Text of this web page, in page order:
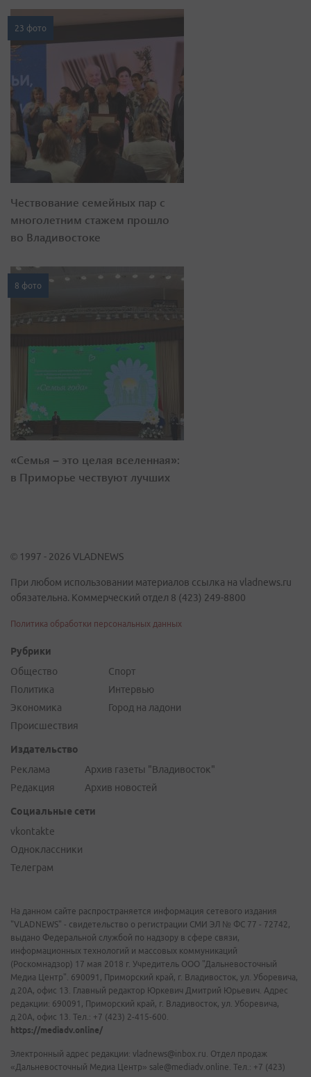
23 фото
Чествование семейных пар с
многолетним стажем прошло
во Владивостоке
8 фото
«Семья – это целая вселенная»:
в Приморье чествуют лучших
© 1997 - 2026 VLADNEWS
При любом использовании материалов ссылка на vladnews.ru
обязательна. Коммерческий отдел 8 (423) 249-8800
Политика обработки персональных данных
Рубрики
Общество
Политика
Экономика
Происшествия
Спорт
Интервью
Город на ладони
Издательство
Реклама
Редакция
Архив газеты "Владивосток"
Архив новостей
Социальные сети
vkontakte
Одноклассники
Телеграм
На данном сайте распространяется информация сетевого издания
"VLADNEWS" - свидетельство о регистрации СМИ ЭЛ № ФС 77 - 72742,
выдано Федеральной службой по надзору в сфере связи,
информационных технологий и массовых коммуникаций
(Роскомнадзор) 17 мая 2018 г. Учредитель ООО "Дальневосточный
Медиа Центр". 690091, Приморский край, г. Владивосток, ул. Уборевича,
д.20А, офис 13. Главный редактор Юркевич Дмитрий Юрьевич. Адрес
редакции: 690091, Приморский край, г. Владивосток, ул. Уборевича,
д.20А, офис 13. Тел.: +7 (423) 2-415-600.
https://mediadv.online/
Электронный адрес редакции: vladnews@inbox.ru. Отдел продаж
«Дальневосточный Медиа Центр» sale@mediadv.online. Тел.: +7 (423)